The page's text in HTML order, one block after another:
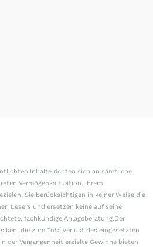
Inhalte richten sich an sämtliche
Vermögenssituation, ihrem
Sie berücksichtigen in keiner Weise die
Lesers und ersetzen keine auf seine
fachkundige Anlageberatung.Der
die zum Totalverlust des eingesetzten
der Vergangenheit erzielte Gewinne bieten